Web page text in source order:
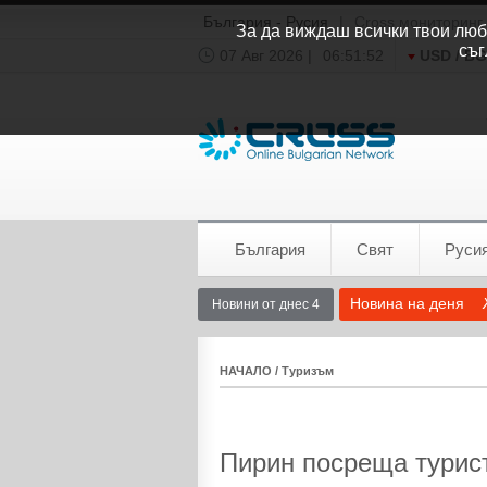
България - Русия Cross мониторинг
07 Авг 2026 |
06:51:52 USD /
България Свят
Новини от днес 4 Новина на деня
НАЧАЛО / Туризъм
Пирин посреща
За да виждаш всички твои